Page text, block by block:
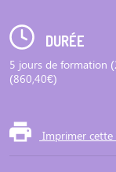
DURÉE
5 jours de formation
(860,40€)
Imprimer cette